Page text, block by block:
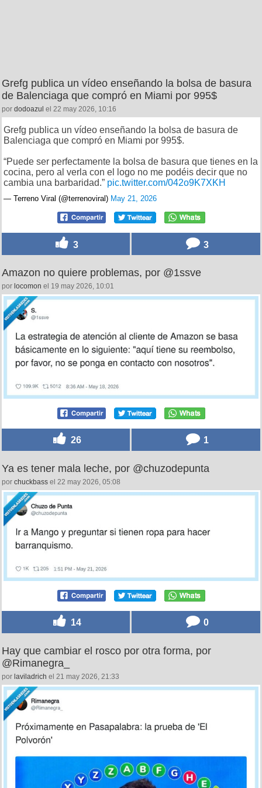
Grefg publica un vídeo enseñando la bolsa de basura
de Balenciaga que compró en Miami por 995$
por dodoazul el 22 may 2026, 10:16
Grefg publica un vídeo enseñando la bolsa de basura de
Balenciaga que compró en Miami por 995$.
“Puede ser perfectamente la bolsa de basura que tienes en la
cocina, pero al verla con el logo no me podéis decir que no
cambia una barbaridad.” pic.twitter.com/042o9K7XKH
— Terreno Viral (@terrenoviral) May 21, 2026
3 3
Amazon no quiere problemas, por @1ssve
por locomon el 19 may 2026, 10:01
26 1
Ya es tener mala leche, por @chuzodepunta
por chuckbass el 22 may 2026, 05:08
14 0
Hay que cambiar el rosco por otra forma, por
@Rimanegra_
por laviladrich el 21 may 2026, 21:33